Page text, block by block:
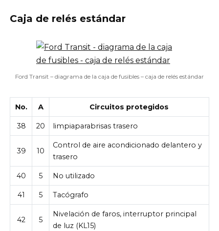
Caja de relés estándar
Ford Transit – diagrama de la caja de fusibles – caja de relés estándar
No. A Circuitos protegidos
38 20 limpiaparabrisas trasero
39 10
Control de aire acondicionado delantero y
trasero
40 5 No utilizado
41 5 Tacógrafo
42 5
Nivelación de faros, interruptor principal
de luz (KL15)